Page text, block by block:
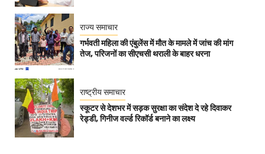
राज्य समाचार
गर्भवती महिला की एंबुलेंस में मौत के मामले में जांच की मांग
तेज, परिजनों का सीएचसी थराली के बाहर धरना
राष्ट्रीय समाचार
स्कूटर से देशभर में सड़क सुरक्षा का संदेश दे रहे दिवाकर
रेड्डी, गिनीज वर्ल्ड रिकॉर्ड बनाने का लक्ष्य